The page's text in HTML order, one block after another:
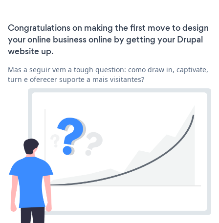
Congratulations on making the first move to design
your online business online by getting your Drupal
website up.
Mas a seguir vem a tough question: como draw in, captivate,
turn e oferecer suporte a mais visitantes?